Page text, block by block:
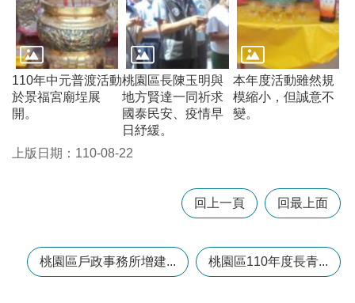
相
關
資
料
回
首
網
110年中元普渡活動
於景福宮廟埕展
開。
桃園區長陳玉明與
地方賢達一同祈求
國泰民安、疫情早
日紓緩。
本年度活動雖然規
模縮小，但誠意不
變。
上版日期：110-08-22
回上一頁 回最上面
桃園區戶政事務所增建... 桃園區110年度長青...